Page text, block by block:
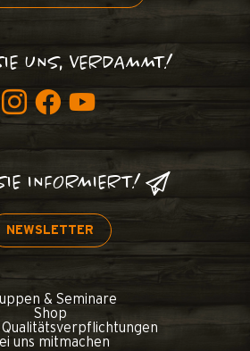
UNS, VERDAMMT!
INFORMIERT!
NEWSLETTER
& Seminare
Shop
Qualitätsverpflichtungen
uns mitmachen